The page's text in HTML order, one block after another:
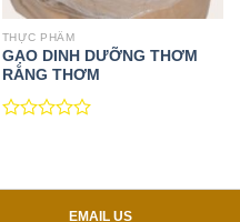
THỰC PHẨM
GẠO DINH DƯỠNG THƠM
RẰNG THƠM
0
EMAIL US